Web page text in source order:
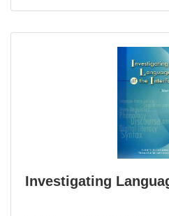
Investigating